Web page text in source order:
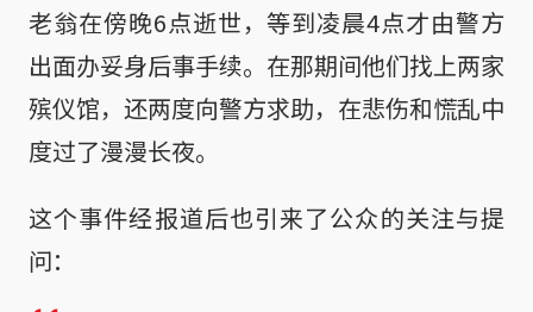
老翁在傍晚6点逝世，等到凌晨4点才由警方
出面办妥身后事手续。在那期间他们找上两家
殡仪馆，还两度向警方求助，在悲伤和慌乱中
度过了漫漫长夜。
这个事件经报道后也引来了公众的关注与提
问：